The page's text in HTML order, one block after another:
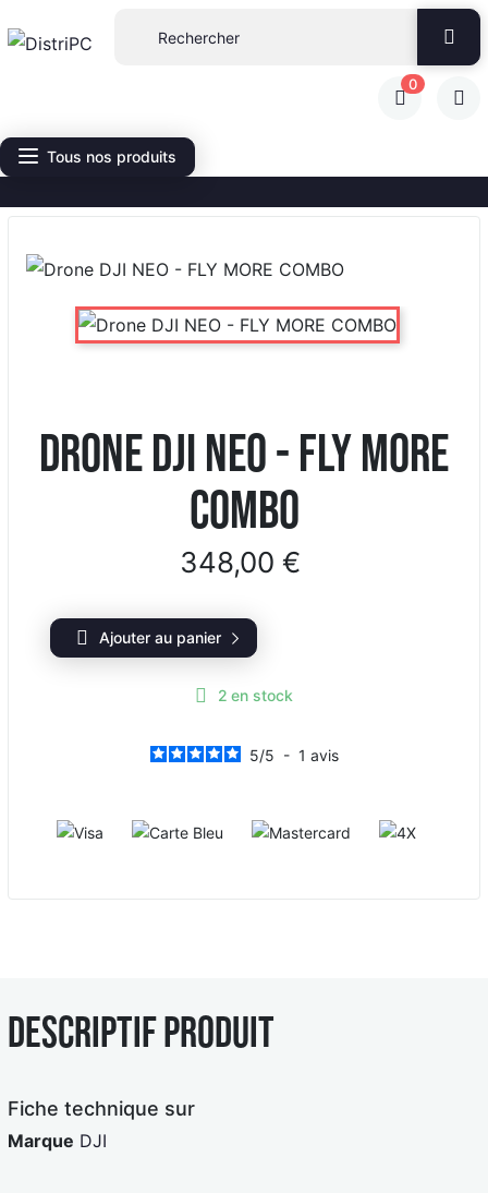
0
Tous nos produits
Drone DJI NEO - FLY MORE
COMBO
348,00 €
Ajouter au panier
2 en stock
5/5 - 1 avis
Carte Bleue Mastercard4X
Descriptif produit
Fiche technique sur
Marque DJI